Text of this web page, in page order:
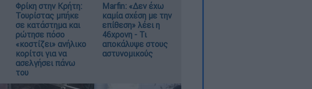
Φρίκη στην Κρήτη:
Τουρίστας μπήκε
σε κατάστημα και
ρώτησε πόσο
«κοστίζει» ανήλικο
κορίτσι για να
ασελγήσει πάνω
του
Marfin: «Δεν έχω
καμία σχέση με την
επίθεση» λέει η
46χρονη - Τι
αποκάλυψε στους
αστυνομικούς